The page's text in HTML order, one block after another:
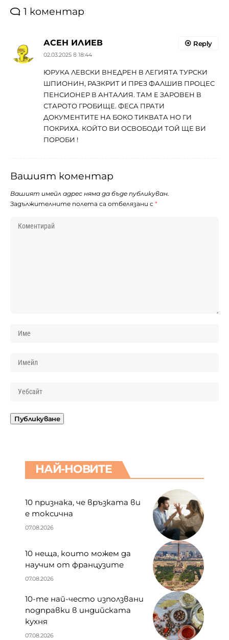
1 коментар
АСЕН ИЛИЕВ
02.03.2025 в 18:44
ЮРУКА ЛЕВСКИ ВНЕДРЕН В ЛЕГИЯТА ТУРСКИ
ШПИОНИН, РАЗКРИТ И ПРЕЗ ФАЛШИВ ПРОЦЕС
ПЕНСИОНЕР В АНТАЛИЯ. ТАМ Е ЗАРОВЕН В
СТАРОТО ГРОБИЩЕ. ФЕСА ПРАТИ
ДОКУМЕНТИТЕ НА БОКО ТИКВАТА НО ГИ
ПОКРИХА. КОЙТО ВИ ОСВОБОДИ ТОЙ ЩЕ ВИ
ПОРОБИ !
Reply
Вашият коментар
Вашият имейл адрес няма да бъде публикуван.
Задължителните полета са отбелязани с *
НАЙ-НОВИТЕ
10 признака, че връзката ви
е токсична
07.08.2026
10 неща, които можем да
научим от французите
07.08.2026
10-те най-често използвани
подправки в индийската
кухня
07.08.2026